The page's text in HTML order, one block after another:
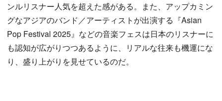
ンルリスナー人気を超えた感がある。また、アップカミン
グなアジアのバンド／アーティストが出演する『Asian
Pop Festival 2025』などの音楽フェスは日本のリスナーに
も認知が広がりつつあるように、リアルな往来も機運にな
り、盛り上がりを見せているのだ。